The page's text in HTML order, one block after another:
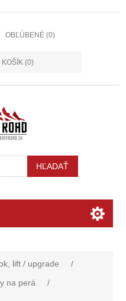
OBĽÚBENÉ (0)
KOŠÍK (0)
lift / upgrade
/
na perá
/